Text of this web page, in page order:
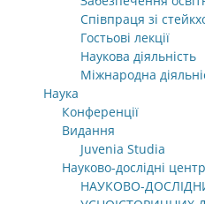
Співпраця зі
Гостьові лекції
Наукова діяльність
Міжнародна
Наука
Конференції
Видання
Juvenia Studia
Науково-дослідні
НАУКОВО-